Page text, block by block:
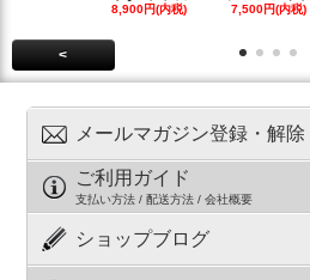
8,900円(内税) 7,500円(内税)
<
メールマガジン登録・解除
ご利用ガイド
支払い方法 / 配送方法 / 会社概要
ショップブログ